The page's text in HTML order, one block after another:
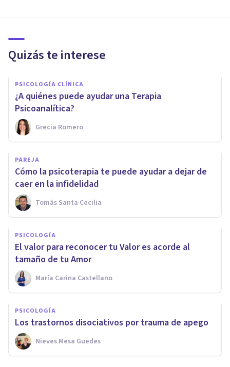
Quizás te interese
PSICOLOGÍA CLÍNICA
¿A quiénes puede ayudar una Terapia
Psicoanalítica?
Grecia Romero
PAREJA
Cómo la psicoterapia te puede ayudar a dejar de
caer en la infidelidad
Tomás Santa Cecilia
PSICOLOGÍA
El valor para reconocer tu Valor es acorde al
tamaño de tu Amor
María Carina Castellano
PSICOLOGÍA
Los trastornos disociativos por trauma de apego
Nieves Mesa Guedes